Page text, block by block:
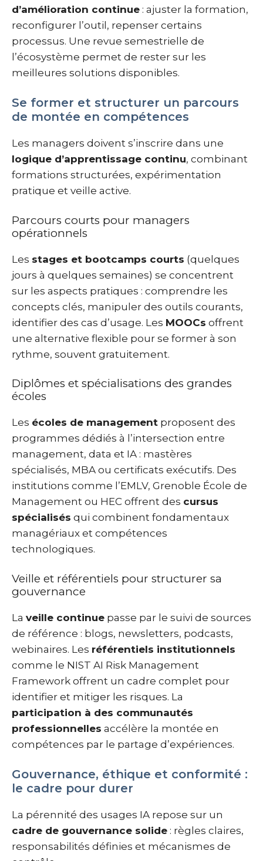
d’amélioration continue : ajuster la formation,
reconfigurer l’outil, repenser certains
processus. Une revue semestrielle de
l’écosystème permet de rester sur les
meilleures solutions disponibles.
Se former et structurer un parcours
de montée en compétences
Les managers doivent s’inscrire dans une
logique d’apprentissage continu, combinant
formations structurées, expérimentation
pratique et veille active.
Parcours courts pour managers
opérationnels
Les stages et bootcamps courts (quelques
jours à quelques semaines) se concentrent
sur les aspects pratiques : comprendre les
concepts clés, manipuler des outils courants,
identifier des cas d’usage. Les MOOCs offrent
une alternative flexible pour se former à son
rythme, souvent gratuitement.
Diplômes et spécialisations des grandes
écoles
Les écoles de management proposent des
programmes dédiés à l’intersection entre
management, data et IA : mastères
spécialisés, MBA ou certificats exécutifs. Des
institutions comme l’EMLV, Grenoble École de
Management ou HEC offrent des cursus
spécialisés qui combinent fondamentaux
managériaux et compétences
technologiques.
Veille et référentiels pour structurer sa
gouvernance
La veille continue passe par le suivi de sources
de référence : blogs, newsletters, podcasts,
webinaires. Les référentiels institutionnels
comme le NIST AI Risk Management
Framework offrent un cadre complet pour
identifier et mitiger les risques. La
participation à des communautés
professionnelles accélère la montée en
compétences par le partage d’expériences.
Gouvernance, éthique et conformité :
le cadre pour durer
La pérennité des usages IA repose sur un
cadre de gouvernance solide : règles claires,
responsabilités définies et mécanismes de